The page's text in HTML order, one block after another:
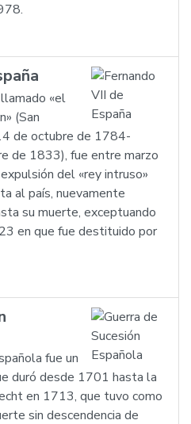
«el
(San
de octubre de 1784-
de 1833), fue entre marzo
del «rey intruso»
al país, nuevamente
su muerte, exceptuando
en que fue destituido por
fue un
duró desde 1701 hasta la
en 1713, que tuvo como
sin descendencia de